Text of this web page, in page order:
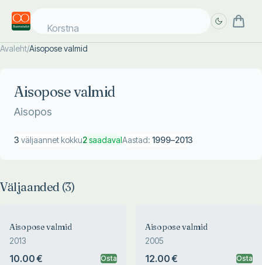
Korstna
Avaleht/Aisopose valmid
Aisopose valmid
Aisopos
3 väljaannet kokku2saadavalAastad: 1999–2013
Väljaanded (3)
Aisopose valmid
2013
10.00 € Osta
Aisopose valmid
2005
12.00 € Osta